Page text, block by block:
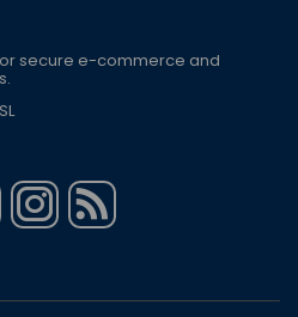
secure e-commerce and